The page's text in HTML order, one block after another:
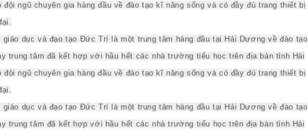
đội ngũ chuyên gia hàng đầu về đào tạo kĩ năng sống và có đầy đủ trang thiết bị
giáo dục và đạo tạo Đức Trí là một trung tâm hàng đầu tại Hải Dương về đào tạo
trung tâm đã kết hợp với hầu hết các nhà trường tiểu học trên địa bàn tỉnh Hải
đội ngũ chuyên gia hàng đầu về đào tạo kĩ năng sống và có đầy đủ trang thiết bị
giáo dục và đạo tạo Đức Trí là một trung tâm hàng đầu tại Hải Dương về đào tạo
trung tâm đã kết hợp với hầu hết các nhà trường tiểu học trên địa bàn tỉnh Hải